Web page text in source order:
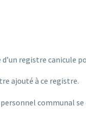
d’un registre canicule
ajouté à ce registre.
communal